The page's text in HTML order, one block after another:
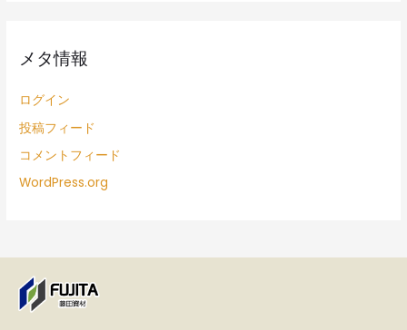
メタ情報
ログイン
投稿フィード
コメントフィード
WordPress.org